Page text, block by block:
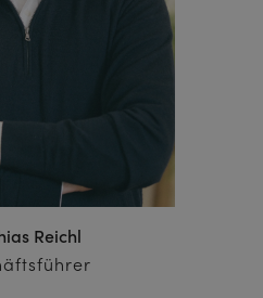
Reichl